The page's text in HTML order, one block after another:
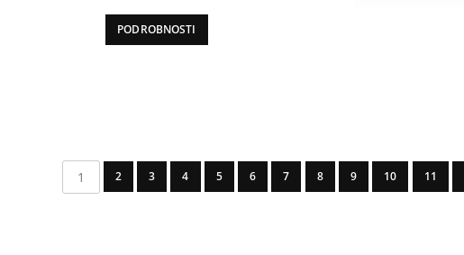
PODROBNOSTI
1 2 3 4 5 6 7 8 9 10 11